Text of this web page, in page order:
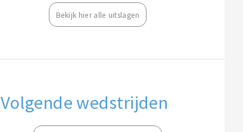
Bekijk hier alle uitslagen
Volgende wedstrijden